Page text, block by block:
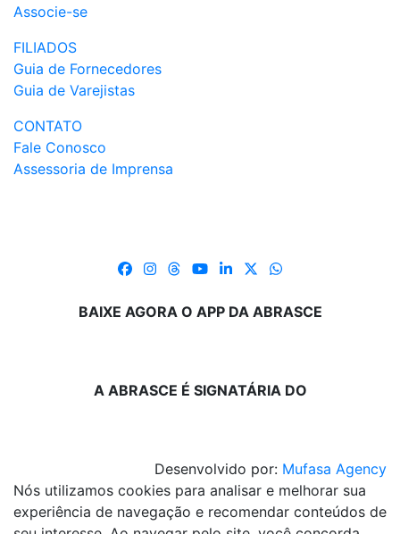
Associe-se
FILIADOS
Guia de Fornecedores
Guia de Varejistas
CONTATO
Fale Conosco
Assessoria de Imprensa
BAIXE AGORA O APP DA ABRASCE
A ABRASCE É SIGNATÁRIA DO
Desenvolvido por: Mufasa Agency
Nós utilizamos cookies para analisar e melhorar sua
experiência de navegação e recomendar conteúdos de